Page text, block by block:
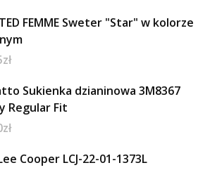
FEMME Sweter "Star" w kolorze
zł
Sukienka dzianinowa 3M8367
Regular Fit
zł
Cooper LCJ-22-01-1373L